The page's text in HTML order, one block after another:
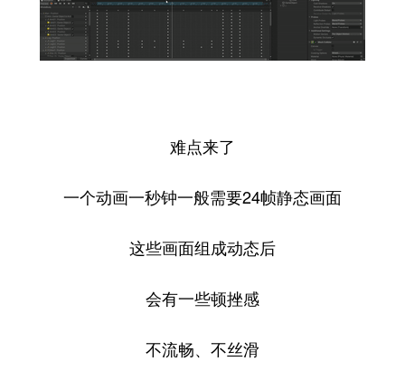
难点来了
一个动画一秒钟一般需要24帧静态画面
这些画面组成动态后
会有一些顿挫感
不流畅、不丝滑